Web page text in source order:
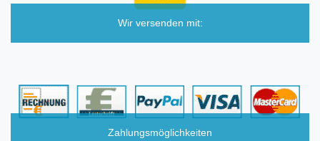
Wir versenden mit:
Zahlungsmöglichkeiten